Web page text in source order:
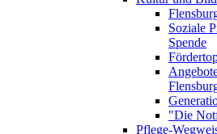
Soziale
Spende
"Die
Pflege-